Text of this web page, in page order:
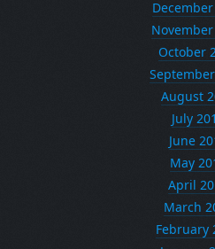
October
August
July
June
May
April
March
February